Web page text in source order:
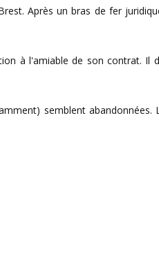
Après un bras de fer
à l'amiable de son contrat. Il
semblent